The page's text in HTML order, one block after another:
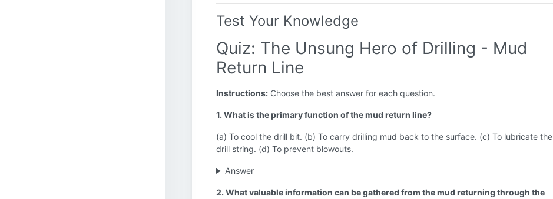
Test Your Knowledge
Quiz: The Unsung Hero of Drilling - Mud
Return Line
Instructions: Choose the best answer for each question.
1. What is the primary function of the mud return line?
(a) To cool the drill bit. (b) To carry drilling mud back to the surface. (c) To lubricate the
drill string. (d) To prevent blowouts.
Answer
2. What valuable information can be gathered from the mud returning through the